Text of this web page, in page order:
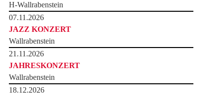
H-Wallrabenstein
07.11.2026
JAZZ KONZERT
Wallrabenstein
21.11.2026
JAHRESKONZERT
Wallrabenstein
18.12.2026